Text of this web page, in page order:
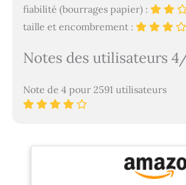
fiabilité (bourrages papier) :
taille et encombrement :
Notes des utilisateurs
Note de 4 pour 2591 utilisateurs